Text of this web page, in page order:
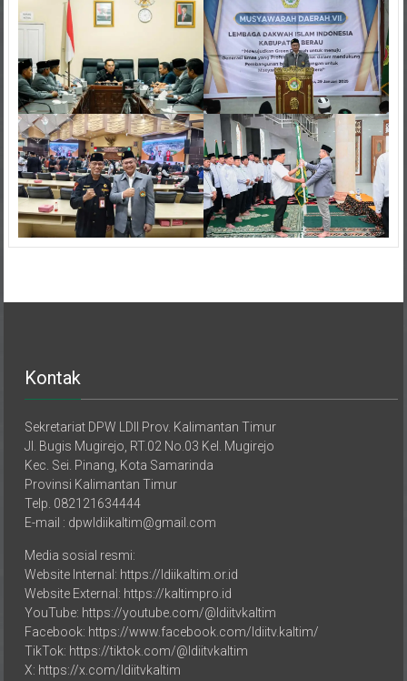
Kontak
Sekretariat DPW LDII Prov. Kalimantan Timur
Jl. Bugis Mugirejo, RT.02 No.03 Kel. Mugirejo
Kec. Sei. Pinang, Kota Samarinda
Provinsi Kalimantan Timur
Telp. 082121634444
E-mail : dpwldiikaltim@gmail.com
Media sosial resmi:
Website Internal: https://ldiikaltim.or.id
Website External: https://kaltimpro.id
YouTube: https://youtube.com/@ldiitvkaltim
Facebook: https://www.facebook.com/ldiitv.kaltim/
TikTok: https://tiktok.com/@ldiitvkaltim
X: https://x.com/ldiitvkaltim